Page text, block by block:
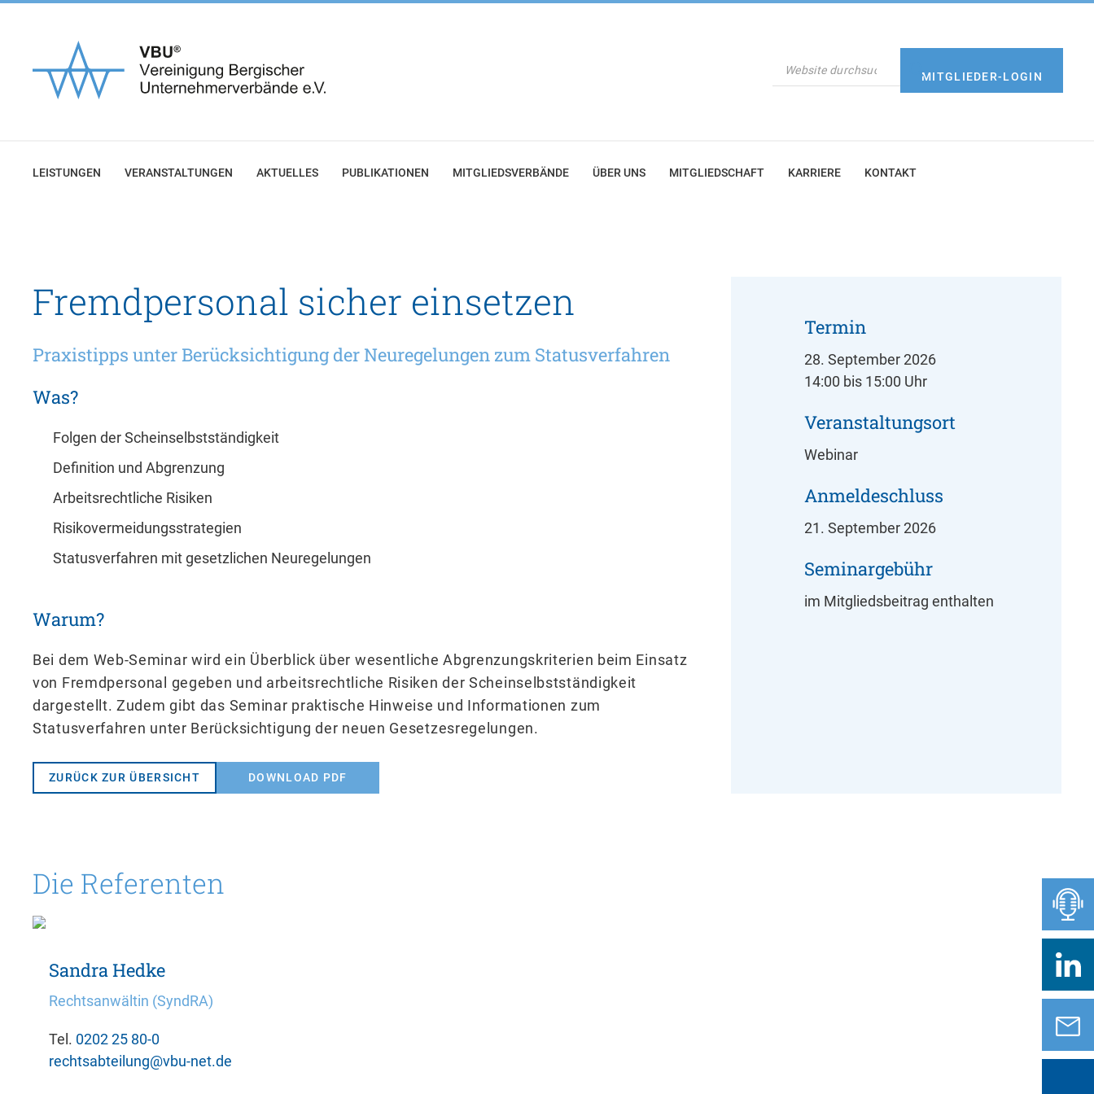
MITGLIEDER-LOGIN
LEISTUNGEN VERANSTALTUNGEN AKTUELLES PUBLIKATIONEN MITGLIEDSVERBÄNDE ÜBER UNS MITGLIEDSCHAFT KARRIERE KONTAKT
Fremdpersonal sicher einsetzen
Praxistipps unter Berücksichtigung der Neuregelungen zum Statusverfahren
Was?
Folgen der Scheinselbstständigkeit
Definition und Abgrenzung
Arbeitsrechtliche Risiken
Risikovermeidungsstrategien
Statusverfahren mit gesetzlichen Neuregelungen
Warum?
Bei dem Web-Seminar wird ein Überblick über wesentliche Abgrenzungskriterien beim Einsatz
von Fremdpersonal gegeben und arbeitsrechtliche Risiken der Scheinselbstständigkeit
dargestellt. Zudem gibt das Seminar praktische Hinweise und Informationen zum
Statusverfahren unter Berücksichtigung der neuen Gesetzesregelungen.
ZURÜCK ZUR ÜBERSICHT DOWNLOAD PDF
Termin
28. September 2026
14:00 bis 15:00 Uhr
Veranstaltungsort
Webinar
Anmeldeschluss
21. September 2026
Seminargebühr
im Mitgliedsbeitrag enthalten
Die Referenten
Sandra Hedke
Rechtsanwältin (SyndRA)
Tel. 0202 25 80-0
rechtsabteilung@vbu-net.de